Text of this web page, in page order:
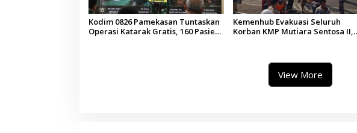
Kodim 0826 Pamekasan Tuntaskan
Operasi Katarak Gratis, 160 Pasien
Kemenhub Evakuasi Seluruh
Korban KMP Mutiara Sentosa II,
View More